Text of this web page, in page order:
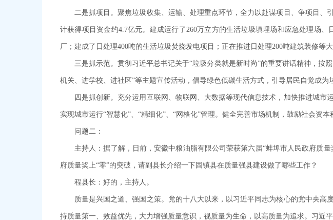
二是抓项目。聚焦垃圾收集、运输、处理重点环节，全力以赴谋项目、争项目
计获得项目资金约4.7亿元。建成运行了260万立方的生活垃圾填埋场和应急处理场
厂；建成了日处理400吨的生活垃圾焚烧发电项目；正在推进日处理200吨建筑装修等
三是抓示范。贯彻习近平总书记关于“垃圾分类就是新时尚”的重要讲话精神，按
机关、进学校、进社区”等主题宣传活动，倡导绿色低碳生活方式，引导居民自觉成
四是抓创新。充分运用互联网、物联网、大数据等现代信息技术，加快推进城
实现城市运行“智慧化”、“精细化”、“网格化”管理。健全完善市场机制，鼓励社会资
问题二：
主持人：据了解，日前，安徽中粮油脂有限公司荣获第六届“蚌埠市人民政府质
府质量奖上“零”的突破，请副县长介绍一下固镇县在质量强县建设做了哪些工作？
程县长：好的，主持人。
质量是兴国之道、强国之策。党的十八大以来，以习近平同志为核心的党中央
持质量第一、效益优先，大力增强质量意识，视质量为生命，以高质量为追求。习近